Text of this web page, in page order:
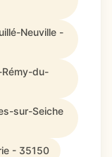
Neuville -
du-
sur-Seiche
- 35150